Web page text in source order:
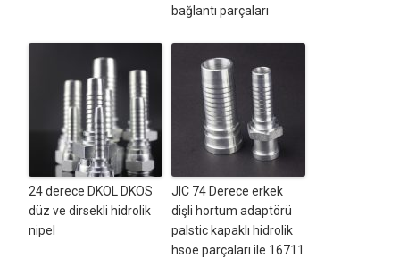
bağlantı parçaları
24 derece DKOL DKOS
düz ve dirsekli hidrolik
nipel
JIC 74 Derece erkek
dişli hortum adaptörü
palstic kapaklı hidrolik
hsoe parçaları ile 16711